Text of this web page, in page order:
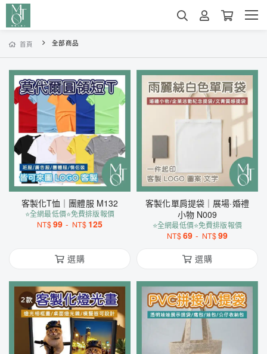
首頁 全部商品
客製化T恤｜團體服 M132
⭐全網最低價⭐免費排版報價
NT$99 - NT$ 125
選購
客製化單肩提袋｜展場·婚禮
小物 N009
⭐全網最低價⭐免費排版報價
NT$69 - NT$99
選購